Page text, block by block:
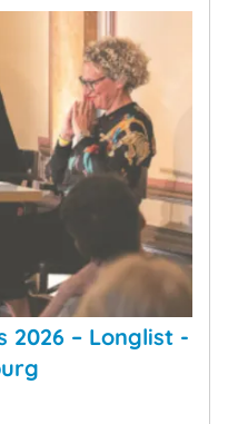
2026 – Longlist -